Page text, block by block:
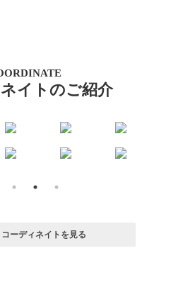
イトのご紹介
コーディネイトを見る